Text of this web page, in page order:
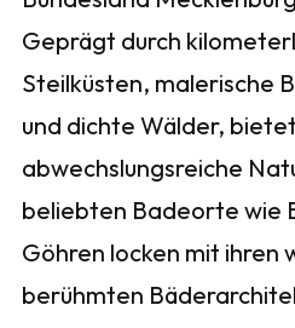
Geprägt durch
Steilküsten, malerische
und dichte Wälder,
abwechslungsreiche
beliebten Badeorte wie
Göhren locken mit ihren
berühmten